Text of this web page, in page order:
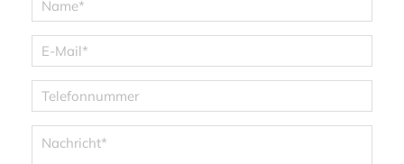
E-
Mail *
Telefonnummer
Nachricht *